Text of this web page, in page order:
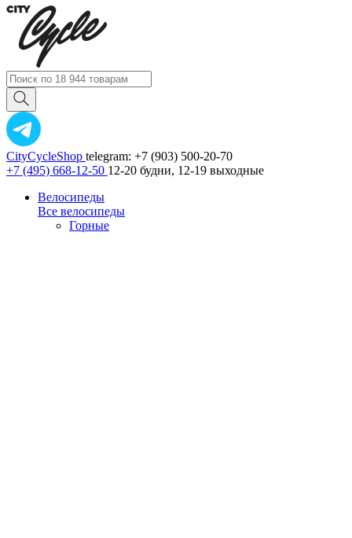
CityCycleShop telegram: +7 (903) 500-20-70
+7 (495) 668-12-50 12-20 будни, 12-19 выходные
Велосипеды
Все велосипеды
Горные